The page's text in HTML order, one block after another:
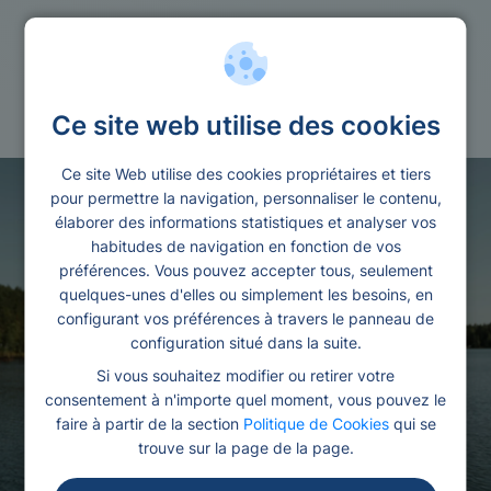
Ce site web utilise des cookies
Ce site Web utilise des cookies propriétaires et tiers
pour permettre la navigation, personnaliser le contenu,
élaborer des informations statistiques et analyser vos
habitudes de navigation en fonction de vos
préférences. Vous pouvez accepter tous, seulement
quelques-unes d'elles ou simplement les besoins, en
configurant vos préférences à travers le panneau de
configuration situé dans la suite.
Si vous souhaitez modifier ou retirer votre
consentement à n'importe quel moment, vous pouvez le
faire à partir de la section Politique de Cookiesqui se
trouve sur la page de la page.